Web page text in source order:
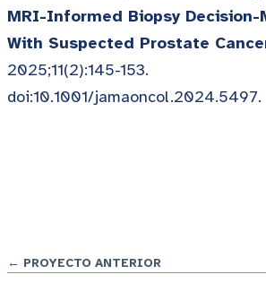
MRI-Informed Biopsy Decision-
With Suspected Prostate
2025;11(2):145-153.
doi:10.1001/jamaoncol.2024.5497.
← PROYECTO ANTERIOR